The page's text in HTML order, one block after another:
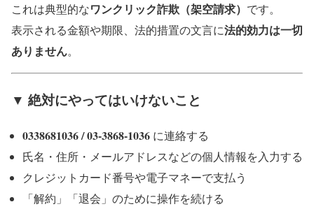
これは典型的なワンクリック詐欺（架空請求） です。
表示される金額や期限、法的措置の文言に法的効力は一切
ありません。
▼ 絶対にやってはいけないこと
0338681036 / 03-3868-1036 に連絡する
氏名・住所・メールアドレスなどの個人情報を入力する
クレジットカード番号や電子マネーで支払う
「解約」「退会」のために操作を続ける